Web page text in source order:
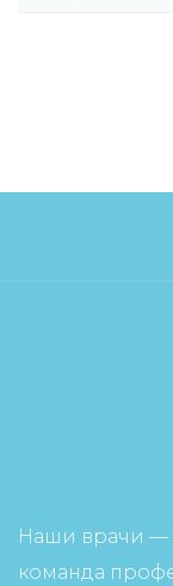
Наши врачи —
команда